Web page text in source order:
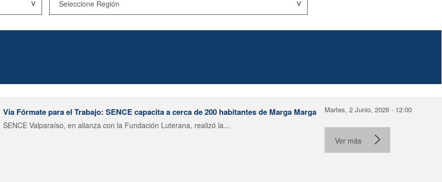
Vía Fórmate para el Trabajo: SENCE capacita a cerca de 200 habitantes de Marga Marga
SENCE Valparaíso, en alianza con la Fundación Luterana, realizó la...
Martes, 2 Junio, 2026 - 12:00
Ver más